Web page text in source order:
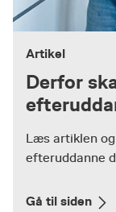
Artikel
Derfor
Læs artiklen
efteruddanne
Gå til siden